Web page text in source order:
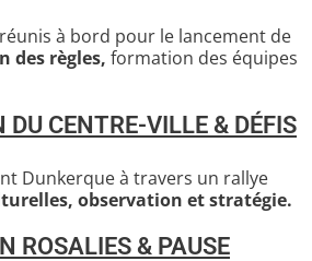
à bord pour le lancement de
des règles, formation des équipes
CENTRE-VILLE & DÉFIS
Dunkerque à travers un rallye
observation et stratégie.
ROSALIES & PAUSE